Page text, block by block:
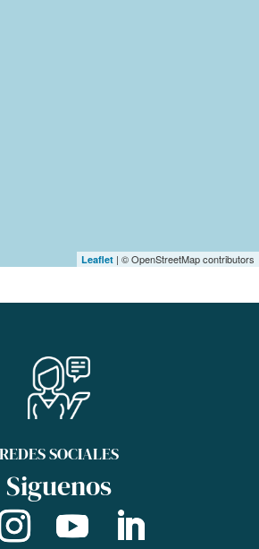
Leaflet | © OpenStreetMap contributors
REDES SOCIALES
Siguenos